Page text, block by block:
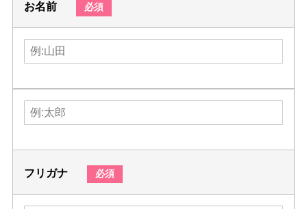
お名前 必須
フリガナ 必須